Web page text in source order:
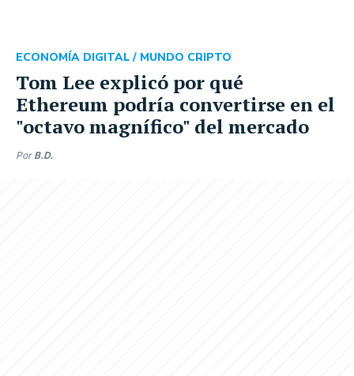
Tom Lee explicó por qué
Ethereum podría convertirse en el
"octavo magnífico" del mercado
ECONOMÍA DIGITAL / MUNDO CRIPTO
Por B.D.